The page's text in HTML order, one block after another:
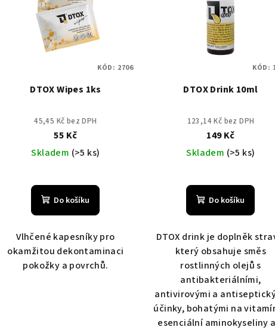
DTOX Wipes 1ks
45,45 Kč bez DPH
55 Kč
Skladem (>5 ks)
Do košíku
Vlhčené kapesníky pro
okamžitou dekontaminaci
pokožky a povrchů.
KÓD: 2706
DTOX Drink 10ml
123,14 Kč bez DPH
149 Kč
Skladem (>5 ks)
Do košíku
DTOX drink je doplněk
který obsahuje směs
rostlinných olejů s
antibakteriálními,
antivirovými a
účinky, bohatými na
esenciální aminokyseliny
KÓD: